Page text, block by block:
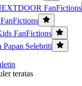
FanFictions
FanFictions
Papan Selebriti
teratas